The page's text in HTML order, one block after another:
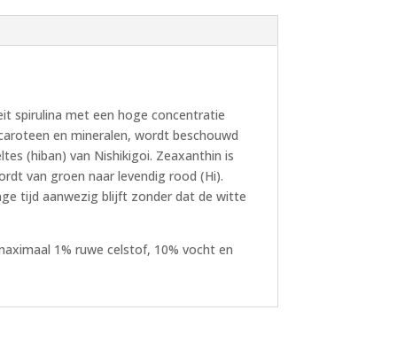
spirulina met een hoge concentratie
en mineralen, wordt beschouwd
(hiban) van Nishikigoi. Zeaxanthin is
van groen naar levendig rood (Hi).
tijd aanwezig blijft zonder dat de witte
1% ruwe celstof, 10% vocht en